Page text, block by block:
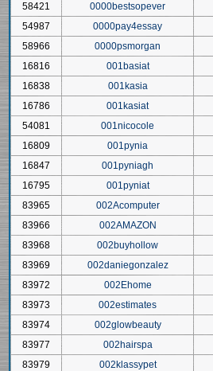
58421
0000bestsopever
54987
0000pay4essay
58966
0000psmorgan
16816
001basiat
16838
001kasia
16786
001kasiat
54081
001nicocole
16809
001pynia
16847
001pyniagh
16795
001pyniat
83965
002Acomputer
83966
002AMAZON
83968
002buyhollow
83969
002daniegonzalez
83972
002Ehome
83973
002estimates
83974
002glowbeauty
83977
002hairspa
83979
002klassypet